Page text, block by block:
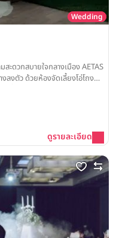
Wedding
ะดวกสบายใจกลางเมือง AETAS
งตัว ด้วยห้องจัดเลี้ยงโอ่โถงที่
พที่พร้อมดูแลวันสำคัญของคุณ
ดูรายละเอียด